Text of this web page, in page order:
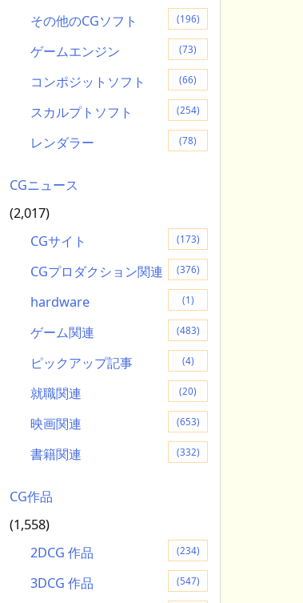
その他のCGソフト (196)
ゲームエンジン (73)
コンポジットソフト (66)
スカルプトソフト (254)
レンダラー (78)
CGニュース
(2,017)
CGサイト
(173)
CGプロダクション関連 (376)
hardware (1)
ゲーム関連 (483)
ピックアップ記事 (4)
就職関連 (20)
映画関連 (653)
書籍関連 (332)
CG作品
(1,558)
2DCG 作品
(234)
3DCG 作品 (547)